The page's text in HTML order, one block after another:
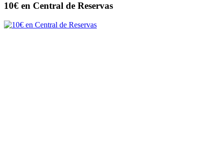
10€ en Central de Reservas